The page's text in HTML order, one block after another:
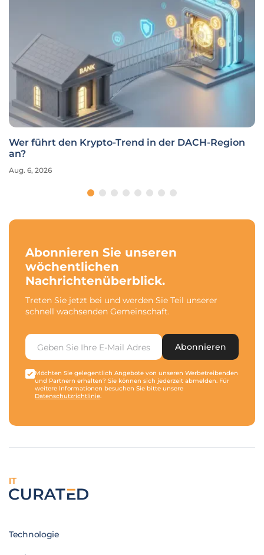
Wer führt den Krypto-Trend in der DACH-Region
an?
Aug. 6, 2026
Abonnieren Sie unseren
wöchentlichen
Nachrichtenüberblick.
Treten Sie jetzt bei und werden Sie Teil unserer
schnell wachsenden Gemeinschaft.
Abonnieren
Möchten Sie gelegentlich Angebote von unseren Werbetreibenden
und Partnern erhalten? Sie können sich jederzeit abmelden. Für
weitere Informationen besuchen Sie bitte unsere
Datenschutzrichtlinie.
IT
Technologie